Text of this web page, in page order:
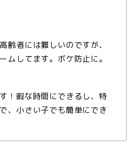
齢者には難しいのですが、
ムしてます。ボケ防止に。
！暇な時間にできるし、特
、小さい子でも簡単にでき